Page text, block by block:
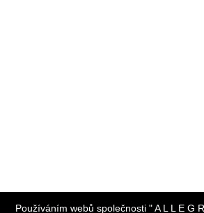
Používáním webů společnosti " A L L E